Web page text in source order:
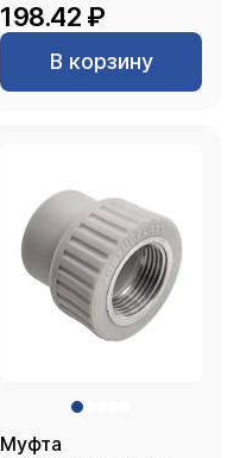
198.42 ₽
В корзину
Муфта